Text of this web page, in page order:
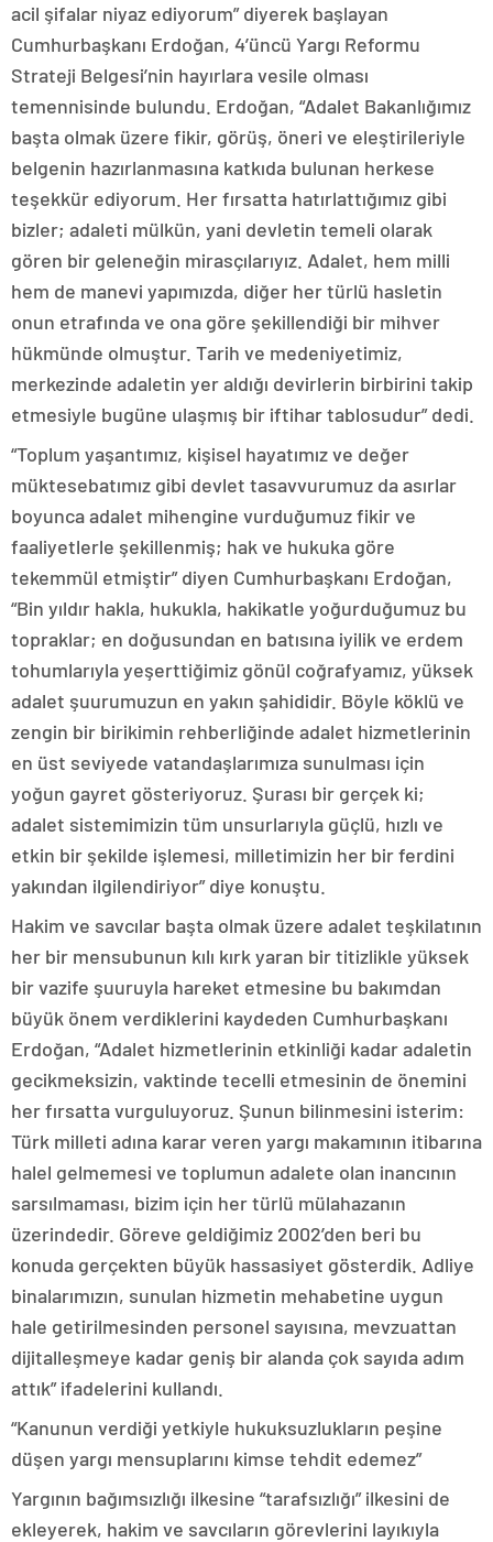
acil şifalar niyaz ediyorum” diyerek başlayan
Cumhurbaşkanı Erdoğan, 4’üncü Yargı Reformu
Strateji Belgesi’nin hayırlara vesile olması
temennisinde bulundu. Erdoğan, “Adalet Bakanlığımız
başta olmak üzere fikir, görüş, öneri ve eleştirileriyle
belgenin hazırlanmasına katkıda bulunan herkese
teşekkür ediyorum. Her fırsatta hatırlattığımız gibi
bizler; adaleti mülkün, yani devletin temeli olarak
gören bir geleneğin mirasçılarıyız. Adalet, hem milli
hem de manevi yapımızda, diğer her türlü hasletin
onun etrafında ve ona göre şekillendiği bir mihver
hükmünde olmuştur. Tarih ve medeniyetimiz,
merkezinde adaletin yer aldığı devirlerin birbirini takip
etmesiyle bugüne ulaşmış bir iftihar tablosudur” dedi.
“Toplum yaşantımız, kişisel hayatımız ve değer
müktesebatımız gibi devlet tasavvurumuz da asırlar
boyunca adalet mihengine vurduğumuz fikir ve
faaliyetlerle şekillenmiş; hak ve hukuka göre
tekemmül etmiştir” diyen Cumhurbaşkanı Erdoğan,
“Bin yıldır hakla, hukukla, hakikatle yoğurduğumuz bu
topraklar; en doğusundan en batısına iyilik ve erdem
tohumlarıyla yeşerttiğimiz gönül coğrafyamız, yüksek
adalet şuurumuzun en yakın şahididir. Böyle köklü ve
zengin bir birikimin rehberliğinde adalet hizmetlerinin
en üst seviyede vatandaşlarımıza sunulması için
yoğun gayret gösteriyoruz. Şurası bir gerçek ki;
adalet sistemimizin tüm unsurlarıyla güçlü, hızlı ve
etkin bir şekilde işlemesi, milletimizin her bir ferdini
yakından ilgilendiriyor” diye konuştu.
Hakim ve savcılar başta olmak üzere adalet teşkilatının
her bir mensubunun kılı kırk yaran bir titizlikle yüksek
bir vazife şuuruyla hareket etmesine bu bakımdan
büyük önem verdiklerini kaydeden Cumhurbaşkanı
Erdoğan, “Adalet hizmetlerinin etkinliği kadar adaletin
gecikmeksizin, vaktinde tecelli etmesinin de önemini
her fırsatta vurguluyoruz. Şunun bilinmesini isterim:
Türk milleti adına karar veren yargı makamının itibarına
halel gelmemesi ve toplumun adalete olan inancının
sarsılmaması, bizim için her türlü mülahazanın
üzerindedir. Göreve geldiğimiz 2002’den beri bu
konuda gerçekten büyük hassasiyet gösterdik. Adliye
binalarımızın, sunulan hizmetin mehabetine uygun
hale getirilmesinden personel sayısına, mevzuattan
dijitalleşmeye kadar geniş bir alanda çok sayıda adım
attık” ifadelerini kullandı.
“Kanunun verdiği yetkiyle hukuksuzlukların peşine
düşen yargı mensuplarını kimse tehdit edemez”
Yargının bağımsızlığı ilkesine “tarafsızlığı” ilkesini de
ekleyerek, hakim ve savcıların görevlerini layıkıyla